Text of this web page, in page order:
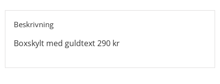
Beskrivning
Boxskylt med guldtext 290 kr